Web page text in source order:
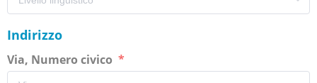
Indirizzo
Via, Numero civico